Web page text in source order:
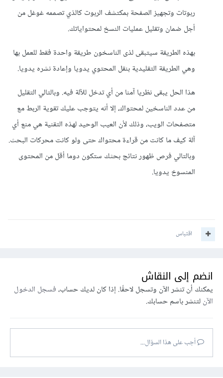
ربوتات وتجهيز الصفحة بمكتشف الربوت كالذي تصممه غوغل من
أجل ضمان وتقليل عمليات النسخ لمحتواياتك.
بهذه الطريقة سيتبقى لذى الناسخون طريقة واحدة فقط للعمل بها
وهي الطريقة التقليدية بنقل المحتوي يدويا وإعادة نشره يدويا.
هذا الحل يبقى نظريا آمنا من أي تدخل للآلة فيه. وبالتالي التقليل
من عدد الناسخين لمحتواك، إلا أنه يتوجب عليك تقوية الربط مع
متصفحات الويب، وذلك لأن العيب الوحيد لهذه التقنية هي منع أي
آلة كيف ما كانت من قراءة محتواك حتى ولو كانت محركات البحث.
وبالتالي فرص ظهور نتائج بحثك ستكون دوما أقل من المحتوى
المنسوخ يدويا.
اقتباس
انضم إلى النقاش
يمكنك أن تنشر الآن وتسجل لاحقًا. إذا كان لديك حساب،فسجل الدخول
الآنلتنشر باسم حسابك.
أجب على هذا السؤال...